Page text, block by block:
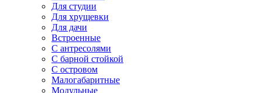
Для студии
Для хрущевки
Для дачи
Встроенные
С антресолями
С барной стойкой
С островом
Малогабаритные
Модульные